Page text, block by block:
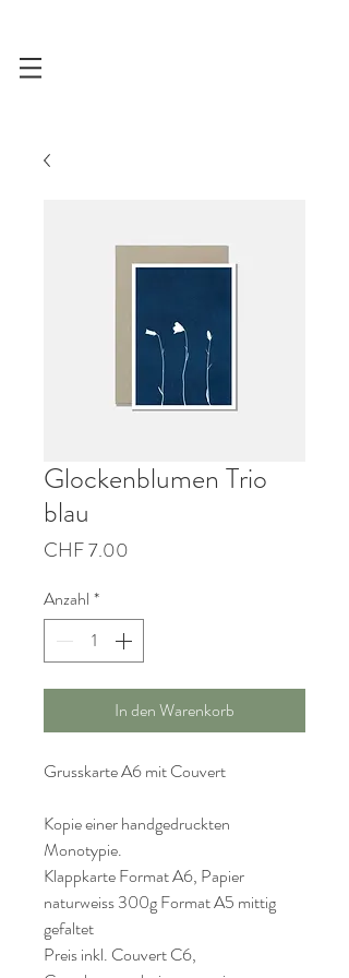
Glockenblumen Trio
blau
CHF 7.00
Anzahl *
In den Warenkorb
Grusskarte A6 mit Couvert
Kopie einer handgedruckten
Monotypie.
Klappkarte Format A6, Papier
naturweiss 300g Format A5 mittig
gefaltet
Preis inkl. Couvert C6,